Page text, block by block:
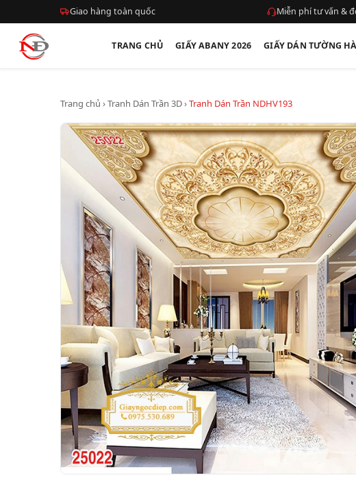
Giao hàng toàn quốc Miễn phí tư vấn &
TRANG CHỦ GIẤY ABANY 2026 GIẤY DÁN TƯỜNG
Trang chủ ›Tranh Dán Trần 3D›Tranh Dán Trần NDHV193